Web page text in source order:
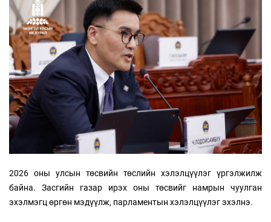
2026 оны улсын төсвийн төслийн хэлэлцүүлэг үргэлжилж
байна. Засгийн газар ирэх оны төсвийг намрын чуулган
эхэлмэгц өргөн мэдүүлж, парламентын хэлэлцүүлэг эхэлнэ.